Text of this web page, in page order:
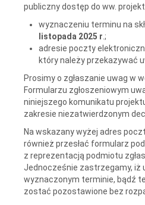
publiczny dostęp do ww.
wyznaczeniu terminu na
listopada 2025 r .;
adresie poczty
który należy przekazywać
Prosimy o zgłaszanie uwag w
Formularzu zgłoszeniowym
niniejszego komunikatu
zakresie niezatwierdzonym
Na wskazany wyżej adres
również przesłać formularz
z reprezentacją podmiotu
Jednocześnie zastrzegamy, iż
wyznaczonym terminie, bądź
zostać pozostawione bez